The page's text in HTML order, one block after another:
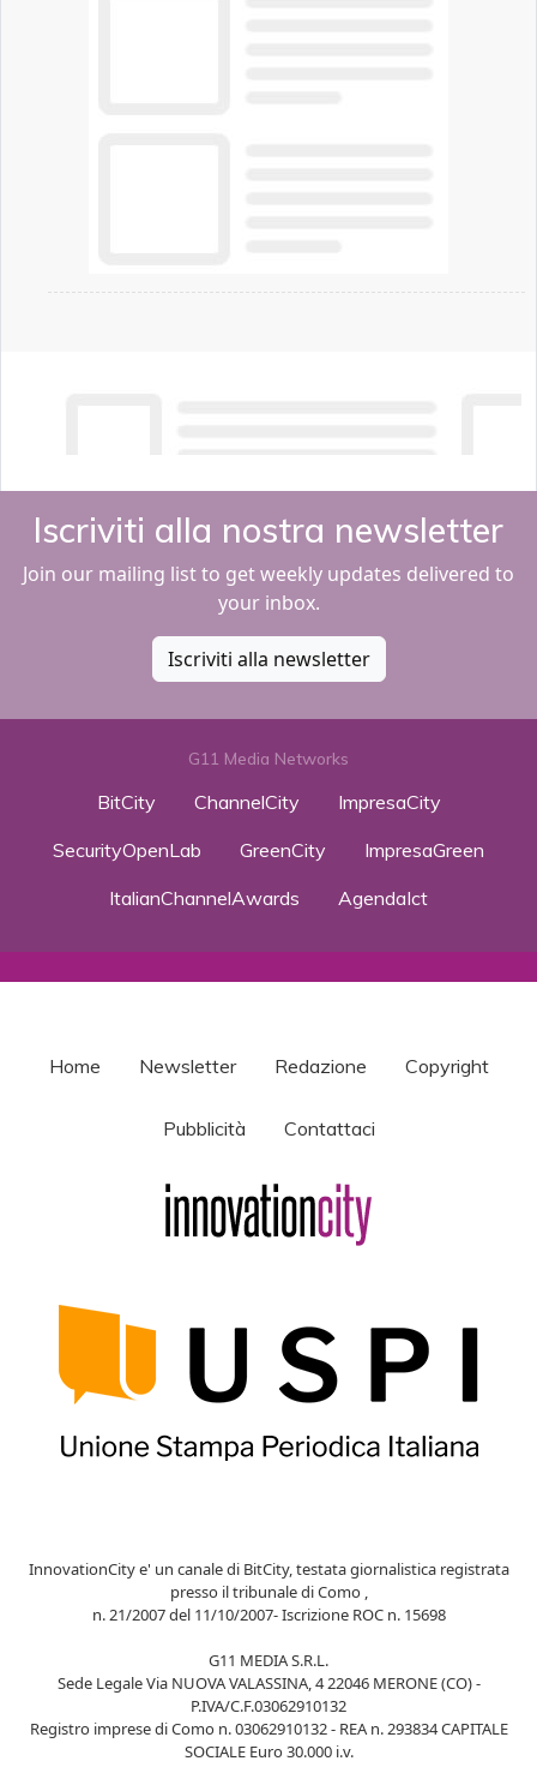
Iscriviti alla nostra newsletter
Join our mailing list to get weekly updates delivered to
your inbox.
Iscriviti alla newsletter
G11 Media Networks
BitCity ChannelCity
ImpresaCity
SecurityOpenLab
GreenCity
ImpresaGreen
ItalianChannelAwards
AgendaIct
Home Newsletter Redazione Copyright
Pubblicità Contattaci
InnovationCity e' un canale di BitCity, testata giornalistica registrata
presso il tribunale di Como ,
n. 21/2007 del 11/10/2007- Iscrizione ROC n. 15698
G11 MEDIA S.R.L.
Sede Legale Via NUOVA VALASSINA, 4 22046 MERONE (CO) -
P.IVA/C.F.03062910132
Registro imprese di Como n. 03062910132 - REA n. 293834 CAPITALE
SOCIALE Euro 30.000 i.v.